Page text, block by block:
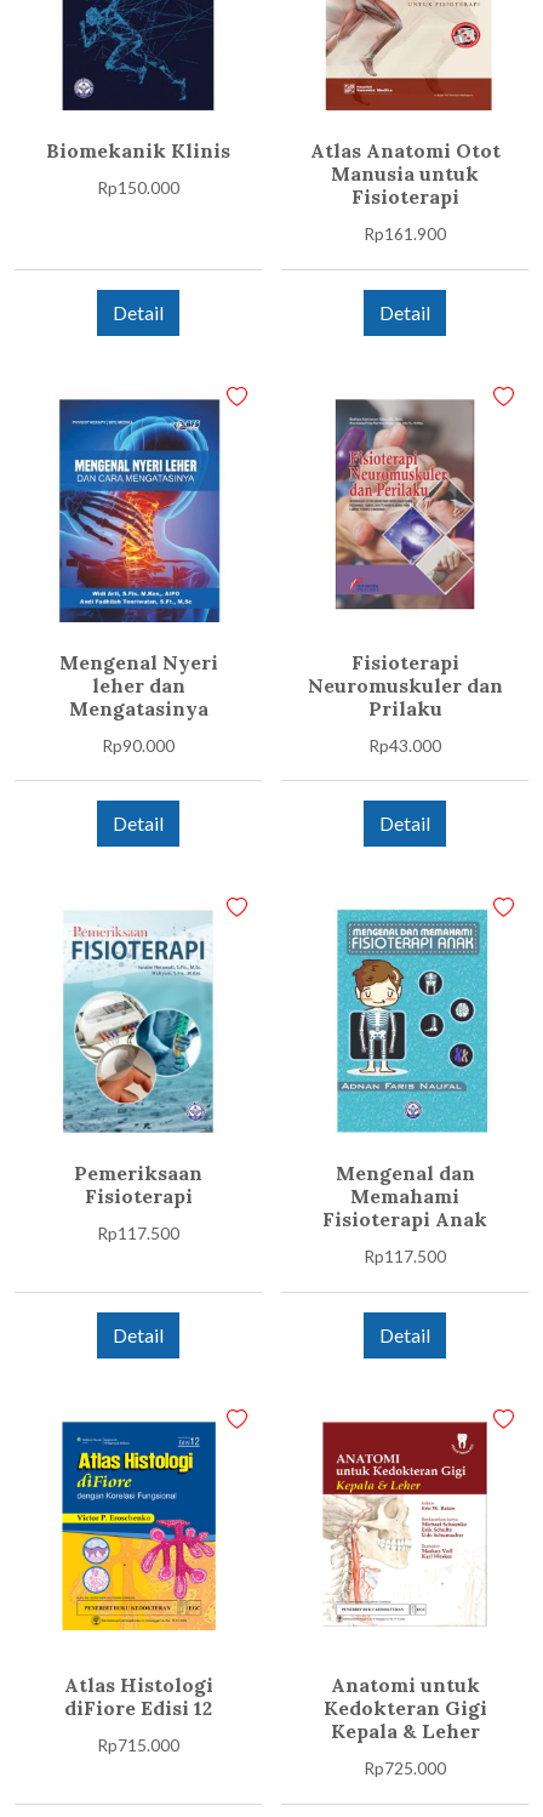
Biomekanik Klinis
Rp150.000
Detail
Atlas Anatomi Otot
Manusia untuk
Fisioterapi
Rp161.900
Detail
Mengenal Nyeri
leher dan
Mengatasinya
Rp90.000
Detail
Fisioterapi
Neuromuskuler dan
Prilaku
Rp43.000
Detail
Pemeriksaan
Fisioterapi
Rp117.500
Detail
Mengenal dan
Memahami
Fisioterapi Anak
Rp117.500
Detail
Atlas Histologi
diFiore Edisi 12
Rp715.000
Anatomi untuk
Kedokteran Gigi
Kepala & Leher
Rp725.000